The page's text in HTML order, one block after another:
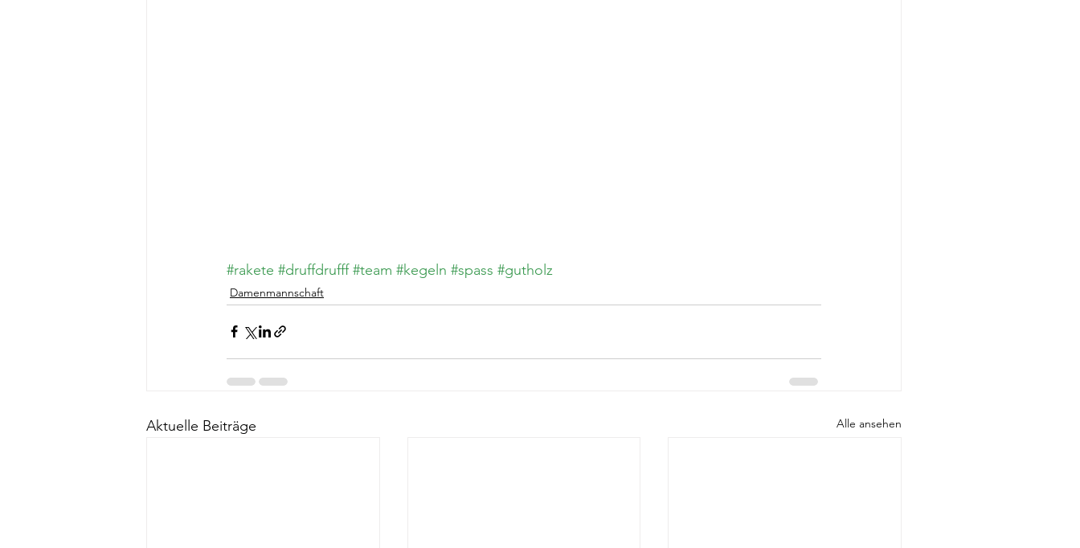
#rakete #druffdrufff #team #kegeln #spass #gutholz
Damenmannschaft
Aktuelle Beiträge Alle ansehen